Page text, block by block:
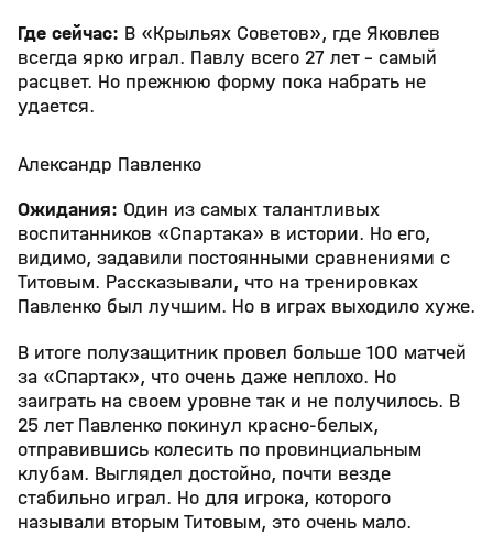
Где сейчас: В «Крыльях Советов», где Яковлев
всегда ярко играл. Павлу всего 27 лет – самый
расцвет. Но прежнюю форму пока набрать не
удается.
Александр Павленко
Ожидания: Один из самых талантливых
воспитанников «Спартака» в истории. Но его,
видимо, задавили постоянными сравнениями с
Титовым. Рассказывали, что на тренировках
Павленко был лучшим. Но в играх выходило хуже.
В итоге полузащитник провел больше 100 матчей
за «Спартак», что очень даже неплохо. Но
заиграть на своем уровне так и не получилось. В
25 лет Павленко покинул красно-белых,
отправившись колесить по провинциальным
клубам. Выглядел достойно, почти везде
стабильно играл. Но для игрока, которого
называли вторым Титовым, это очень мало.